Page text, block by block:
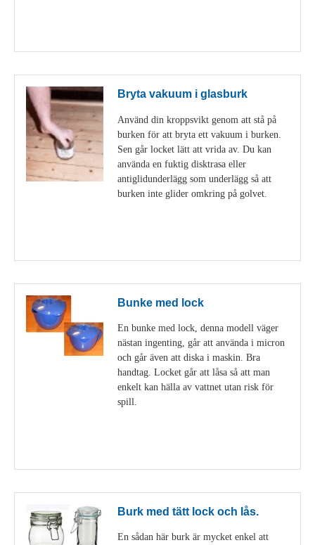
Bryta vakuum i glasburk
Använd din kroppsvikt genom att stå på
burken för att bryta ett vakuum i burken.
Sen går locket lätt att vrida av. Du kan
använda en fuktig disktrasa eller
antiglidunderlägg som underlägg så att
burken inte glider omkring på golvet.
Bunke med lock
En bunke med lock, denna modell väger
nästan ingenting, går att använda i micron
och går även att diska i maskin. Bra
handtag. Locket går att låsa så att man
enkelt kan hälla av vattnet utan risk för
spill.
Burk med tätt lock och lås.
En sådan här burk är mycket enkel att